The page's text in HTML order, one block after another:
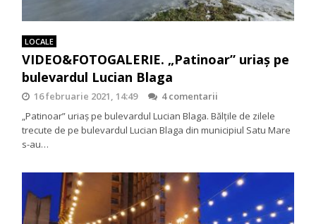
LOCALE
VIDEO&FOTOGALERIE. „Patinoar” uriaș pe
bulevardul Lucian Blaga
16 februarie 2021, 14:49
4 comentarii
„Patinoar” uriaș pe bulevardul Lucian Blaga. Bălțile de zilele
trecute de pe bulevardul Lucian Blaga din municipiul Satu Mare
s-au…